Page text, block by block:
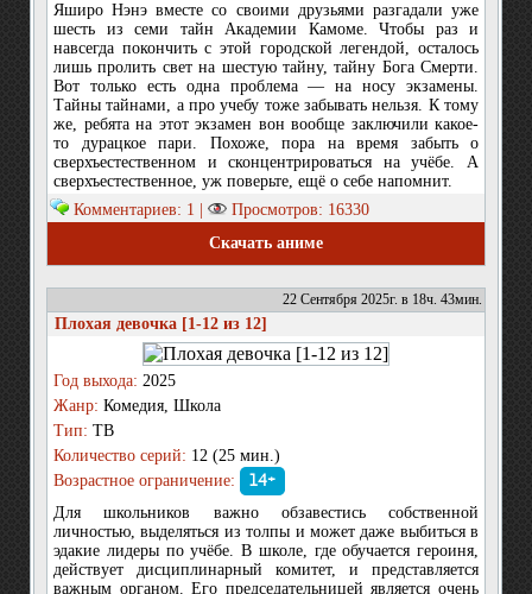
Яширо Нэнэ вместе со своими друзьями разгадали уже
шесть из семи тайн Академии Камоме. Чтобы раз и
навсегда покончить с этой городской легендой, осталось
лишь пролить свет на шестую тайну, тайну Бога Смерти.
Вот только есть одна проблема — на носу экзамены.
Тайны тайнами, а про учебу тоже забывать нельзя. К тому
же, ребята на этот экзамен вон вообще заключили какое-
то дурацкое пари. Похоже, пора на время забыть о
сверхъестественном и сконцентрироваться на учёбе. А
сверхъестественное, уж поверьте, ещё о себе напомнит.
Комментариев: 1 |
Просмотров: 16330
Скачать аниме
22 Сентября 2025г. в 18ч. 43мин.
Плохая девочка [1-12 из 12]
Год выхода: 2025
Жанр: Комедия, Школа
Тип: ТВ
Количество серий: 12 (25 мин.)
Возрастное ограничение:
14+
Для школьников важно обзавестись собственной
личностью, выделяться из толпы и может даже выбиться в
эдакие лидеры по учёбе. В школе, где обучается героиня,
действует дисциплинарный комитет, и представляется
важным органом. Его председательницей является очень